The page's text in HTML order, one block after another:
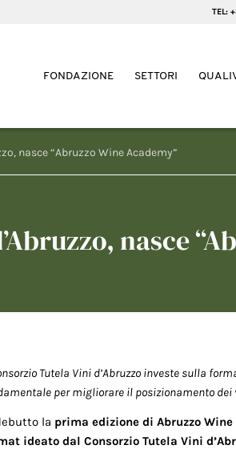
TEL:
FONDAZIONE SETTORI
nasce “Abruzzo Wine Academy”
nasce
Tutela Vini d’Abruzzo investe sulla
per migliorare il posizionamento
la prima edizione di Abruzzo
ideato dal Consorzio Tutela Vini